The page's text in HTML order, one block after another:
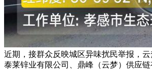
近期，接群众反映城区异味扰民举报，
泰莱锌业有限公司、鼎峰（云梦）供应